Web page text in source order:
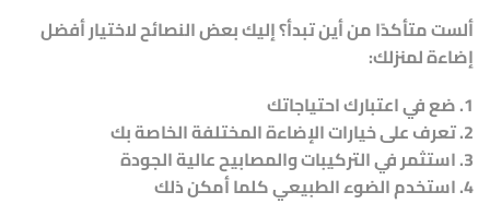
ألست متأكدًا من أين تبدأ؟ إليك بعض النصائح لاختيار أفضل
إضاءة لمنزلك:
1. ضع في اعتبارك احتياجاتك
2. تعرف على خيارات الإضاءة المختلفة الخاصة بك
3. استثمر في التركيبات والمصابيح عالية الجودة
4. استخدم الضوء الطبيعي كلما أمكن ذلك